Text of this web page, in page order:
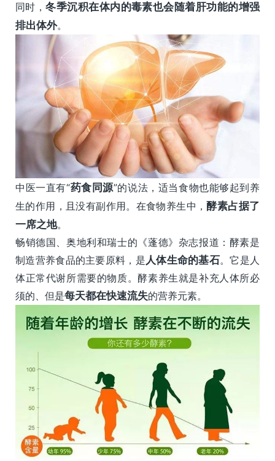
同时，冬季沉积在体内的毒素也会随着肝功能的增强
排出体外。
中医一直有“药食同源”的说法，适当食物也能够起到养
生的作用，且没有副作用。在食物养生中，酵素占据了
一席之地。
畅销德国、奥地利和瑞士的《蓬德》杂志报道：酵素是
制造营养食品的主要原料，是人体生命的基石。它是人
体正常代谢所需要的物质。酵素养生就是补充人体所必
须的、但是每天都在快速流失的营养元素。